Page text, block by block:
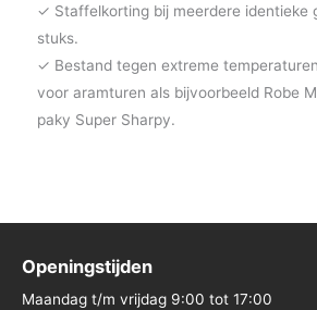
✓ Staffelkorting bij meerdere identieke
stuks.
✓ Bestand tegen extreme
voor aramturen als bijvoorbeeld Robe
paky Super Sharpy.
Openingstijden
Maandag t/m vrijdag 9:00 tot 17:00